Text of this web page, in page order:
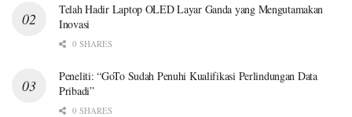
Telah Hadir Laptop OLED Layar Ganda yang Mengutamakan
Inovasi
0 SHARES
Peneliti: “GoTo Sudah Penuhi Kualifikasi Perlindungan Data
Pribadi”
0 SHARES